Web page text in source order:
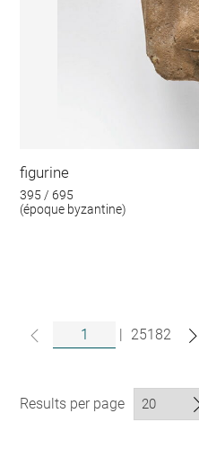
figurine
395 / 695
(époque byzantine)
| 25182
Results per page